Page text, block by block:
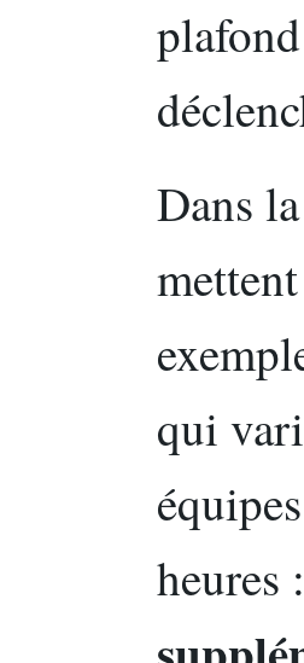
Dans
qui
heures